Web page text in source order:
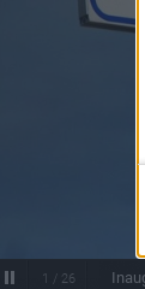
1 / 26